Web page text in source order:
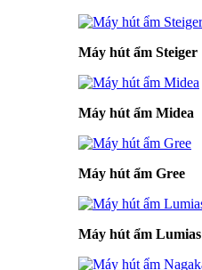
Máy hút ẩm Steiger
Máy hút ẩm Midea
Máy hút ẩm Gree
Máy hút ẩm Lumias